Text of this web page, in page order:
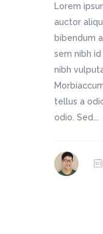
Lorem
auctor
bibendum
sem nibh
nibh
tellus a
odio. Sed...